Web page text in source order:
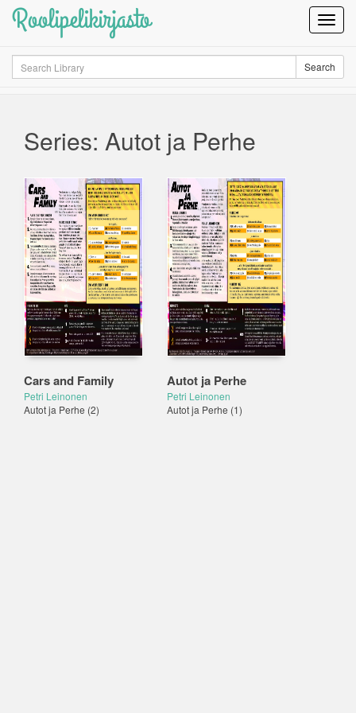
Roolipelikirjasto
Search Search
Series: Autot ja Perhe
Cars and Family
Petri Leinonen
Autot ja Perhe (2)
Autot ja Perhe
Petri Leinonen
Autot ja Perhe (1)